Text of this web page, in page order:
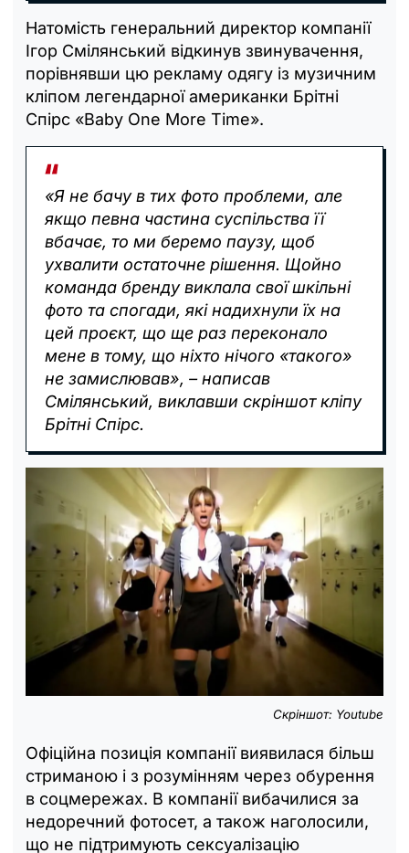
Натомість генеральний директор компанії
Ігор Смілянський відкинув звинувачення,
порівнявши цю рекламу одягу із музичним
кліпом легендарної американки Брітні
Спірс «Baby One More Time».
«Я не бачу в тих фото проблеми, але
якщо певна частина суспільства її
вбачає, то ми беремо паузу, щоб
ухвалити остаточне рішення. Щойно
команда бренду виклала свої шкільні
фото та спогади, які надихнули їх на
цей проєкт, що ще раз переконало
мене в тому, що ніхто нічого «такого»
не замислював», – написав
Смілянський, виклавши скріншот кліпу
Брітні Спірс.
Скріншот: Youtube
Офіційна позиція компанії виявилася більш
стриманою і з розумінням через обурення
в соцмережах. В компанії вибачилися за
недоречний фотосет, а також наголосили,
що не підтримують сексуалізацію